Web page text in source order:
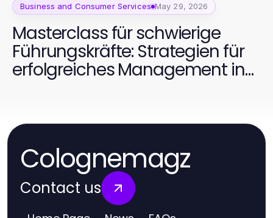
Business and Consumer Services May 29, 2026
Masterclass für schwierige
Führungskräfte: Strategien für
erfolgreiches Management in
Colognemagz
Contact us